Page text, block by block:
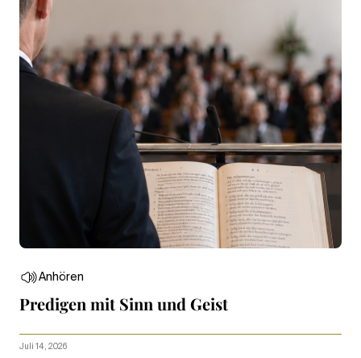
Anhören
Predigen mit Sinn und Geist
Juli 14, 2026